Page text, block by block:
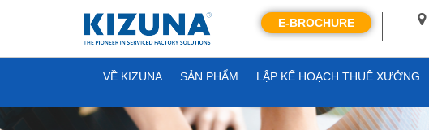
E-BROCHURE
VỀ KIZUNA SẢN PHẨM LẬP KẾ HOẠCH THUÊ XƯỞNG